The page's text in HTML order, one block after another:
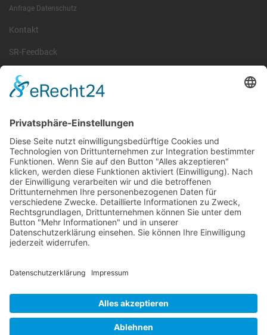
Anfrage Datenschutz
Kontakt
SR-Feedback
wichtige Termine
Sachsen und Thüringen. Er ist als eingetragener Verein tätig und
gleichzeitig Veranstalter der Spiele der Regionalliga in
verschiedenen Ligen.
Die RLSO ist jetzt auch erreichbar unter der Adresse